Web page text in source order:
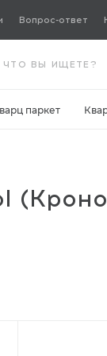
Вопрос-ответ
паркет